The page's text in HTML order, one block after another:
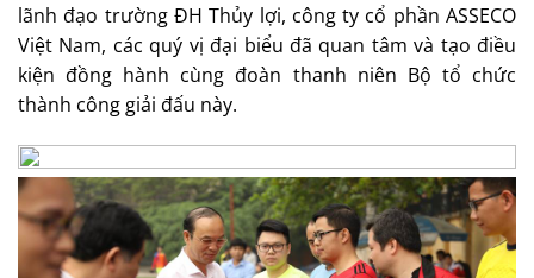
lãnh đạo trường ĐH Thủy lợi, công ty cổ phần ASSECO
Việt Nam, các quý vị đại biểu đã quan tâm và tạo điều
kiện đồng hành cùng đoàn thanh niên Bộ tổ chức
thành công giải đấu này.